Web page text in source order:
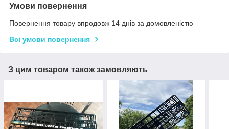
Умови повернення
Повернення товару впродовж 14 днів за домовленістю
Всі умови повернення
З цим товаром також замовляють